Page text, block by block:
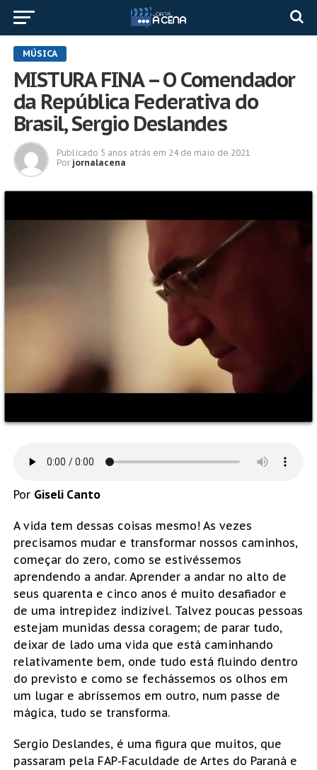
MÚSICA
MISTURA FINA – O Comendador
da República Federativa do
Brasil, Sergio Deslandes
Publicado 5 anos atrás em 24 de maio de 2021
Por jornalacena
Por Giseli Canto
A vida tem dessas coisas mesmo! As vezes
precisamos mudar e transformar nossos caminhos,
começar do zero, como se estivéssemos
aprendendo a andar. Aprender a andar no alto de
seus quarenta e cinco anos é muito desafiador e
de uma intrepidez indizível. Talvez poucas pessoas
estejam munidas dessa coragem; de parar tudo,
deixar de lado uma vida que está caminhando
relativamente bem, onde tudo está fluindo dentro
do previsto e como se fechássemos os olhos em
um lugar e abríssemos em outro, num passe de
mágica, tudo se transforma.
Sergio Deslandes, é uma figura que muitos, que
passaram pela FAP-Faculdade de Artes do Paraná e